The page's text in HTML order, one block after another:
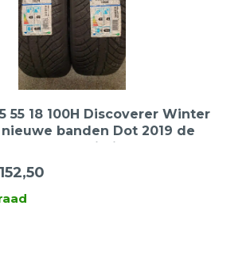
55 18 100H Discoverer Winter
banden Dot 2019 de
2 stuks. Opruiming
152,50